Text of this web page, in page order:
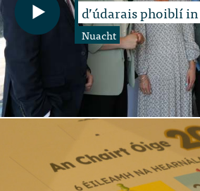
d’údarais phoiblí
Nuacht